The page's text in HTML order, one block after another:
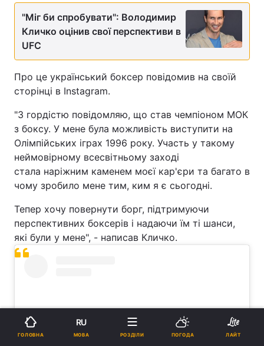
"Міг би спробувати": Володимир
Кличко оцінив свої перспективи в
UFC
Про це український боксер повідомив на своїй
сторінці в Instagram.
"З гордістю повідомляю, що став чемпіоном МОК
з боксу. У мене була можливість виступити на
Олімпійських іграх 1996 року. Участь у такому
неймовірному всесвітньому заході
стала наріжним каменем моєї кар'єри та багато в
чому зробило мене тим, ким я є сьогодні.
Тепер хочу повернути борг, підтримуючи
перспективних боксерів і надаючи їм ті шанси,
які були у мене", - написав Кличко.
ГОЛОВНА
RU
МОВА РОЗДІЛИ ПОГОДА ЛАЙТ